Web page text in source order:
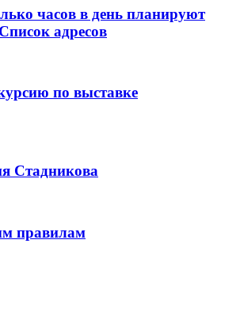
часов в день планируют
адресов
по выставке
Стадникова
правилам